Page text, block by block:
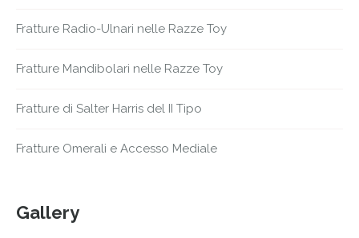
Fratture Radio-Ulnari nelle Razze Toy
Fratture Mandibolari nelle Razze Toy
Fratture di Salter Harris del II Tipo
Fratture Omerali e Accesso Mediale
Gallery